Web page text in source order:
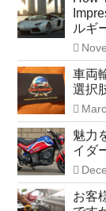
ルギ
車両
選択
魅力
イダ
お客